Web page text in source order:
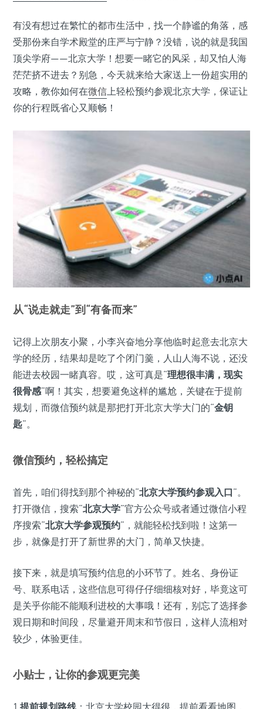
有没有想过在繁忙的都市生活中，找一个静谧的角落，感
受那份来自学术殿堂的庄严与宁静？没错，说的就是我国
顶尖学府——北京大学！想要一睹它的风采，却又怕人海
茫茫挤不进去？别急，今天就来给大家送上一份超实用的
攻略，教你如何在微信上轻松预约参观北京大学，保证让
你的行程既省心又顺畅！
从“说走就走”到“有备而来”
记得上次朋友小聚，小李兴奋地分享他临时起意去北京大
学的经历，结果却是吃了个闭门羹，人山人海不说，还没
能进去校园一睹真容。哎，这可真是“理想很丰满，现实
很骨感”啊！其实，想要避免这样的尴尬，关键在于提前
规划，而微信预约就是那把打开北京大学大门的“金钥
匙”。
微信预约，轻松搞定
首先，咱们得找到那个神秘的“北京大学预约参观入口”。
打开微信，搜索“北京大学”官方公众号或者通过微信小程
序搜索“北京大学参观预约”，就能轻松找到啦！这第一
步，就像是打开了新世界的大门，简单又快捷。
接下来，就是填写预约信息的小环节了。姓名、身份证
号、联系电话，这些信息可得仔仔细细核对好，毕竟这可
是关乎你能不能顺利进校的大事哦！还有，别忘了选择参
观日期和时间段，尽量避开周末和节假日，这样人流相对
较少，体验更佳。
小贴士，让你的参观更完美